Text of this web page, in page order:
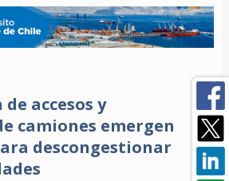
accesos y
camiones emergen
descongestionar